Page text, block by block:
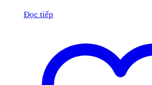
Đọc tiếp